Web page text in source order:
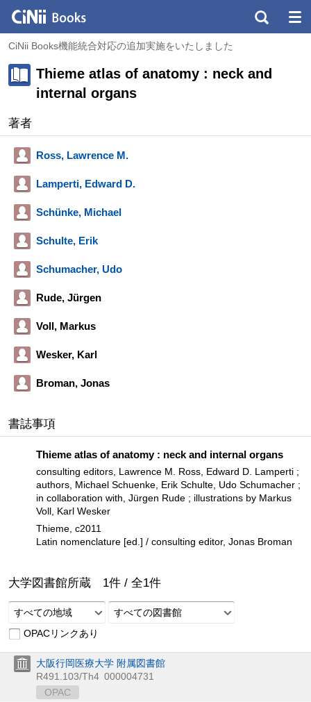
CiNii Books機能統合対応の追加実施をいたしました
Thieme atlas of anatomy : neck and
internal organs
著者
Ross, Lawrence M.
Lamperti, Edward D.
Schünke, Michael
Schulte, Erik
Schumacher, Udo
Rude, Jürgen
Voll, Markus
Wesker, Karl
Broman, Jonas
書誌事項
Thieme atlas of anatomy : neck and internal organs
consulting editors, Lawrence M. Ross, Edward D. Lamperti ;
authors, Michael Schuenke, Erik Schulte, Udo Schumacher ;
in collaboration with, Jürgen Rude ; illustrations by Markus
Voll, Karl Wesker
Thieme, c2011
Latin nomenclature [ed.] / consulting editor, Jonas Broman
大学図書館所蔵 1件 / 全1件
すべての地域
すべての図書館
OPACリンクあり
大阪行岡医療大学 附属図書館
R491.103/Th4 000004731
OPAC